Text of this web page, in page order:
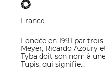
France
Fondée en 1991 par
Meyer, Ricardo Azoury
Tyba doit son nom à
Tupis, qui signifie…